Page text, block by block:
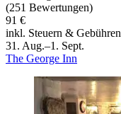
(251 Bewertungen)
91 €
inkl. Steuern & Gebühren
31. Aug.–1. Sept.
The George Inn